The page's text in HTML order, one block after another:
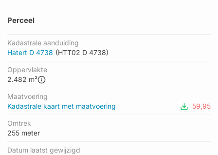
Perceel
Kadastrale aanduiding
Hatert D 4738 (HTT02 D 4738)
Oppervlakte
2.482 m²
Maatvoering
Kadastrale kaart met maatvoering
59,95
Omtrek
255 meter
Datum laatst gewijzigd